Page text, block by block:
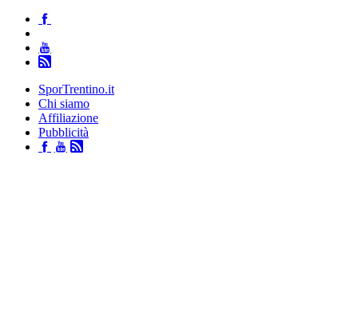
SporTrentino.it
Chi siamo
Affiliazione
Pubblicità